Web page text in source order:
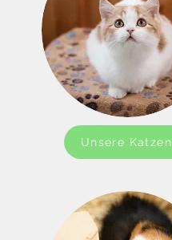
Unsere Katzen